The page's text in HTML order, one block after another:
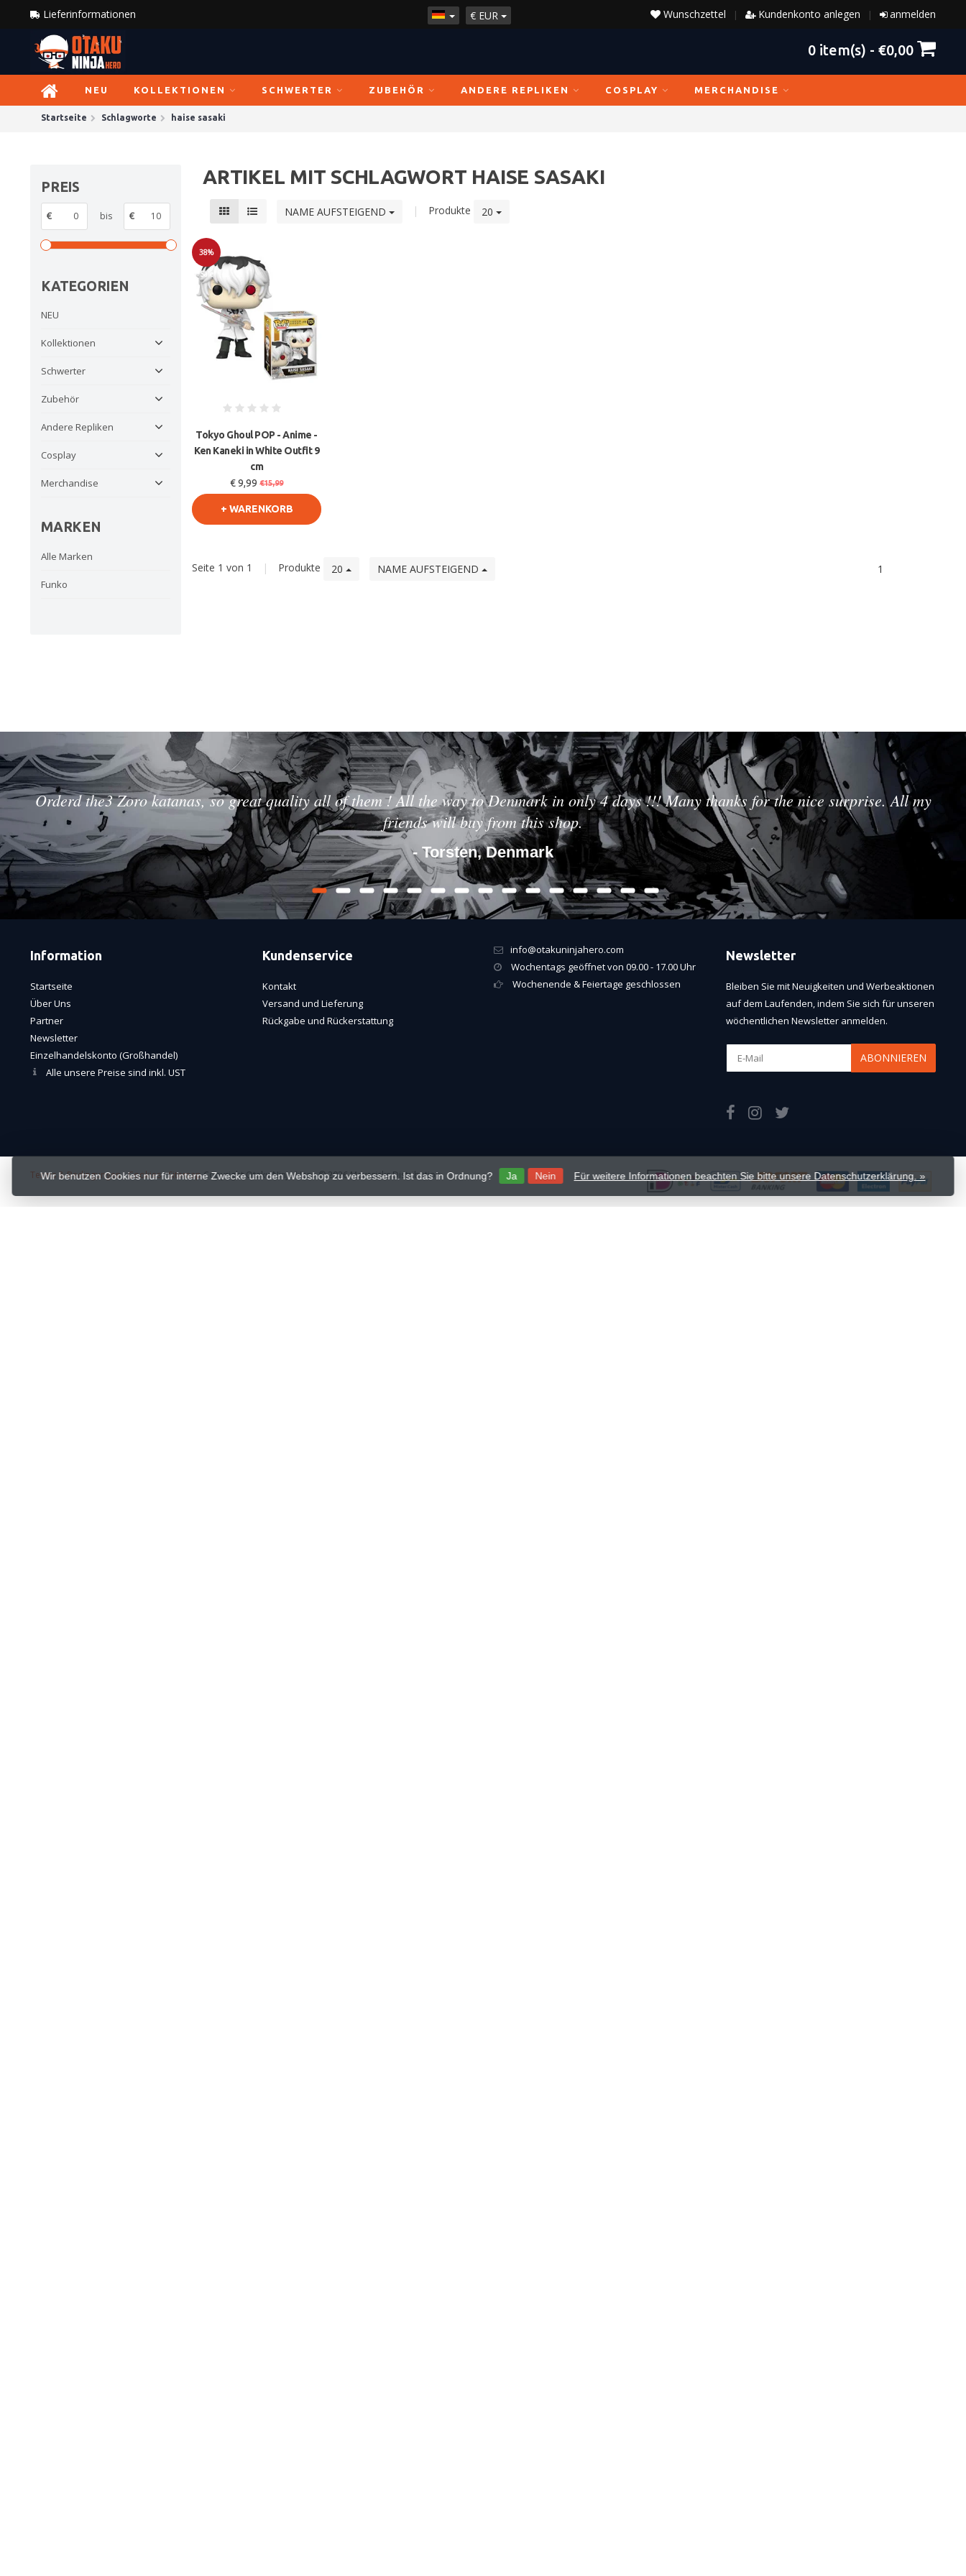
Lieferinformationen € EUR anmelden
|
Kundenkonto anlegen
|
Wunschzettel
0 item(s) - €0,00
NEU KOLLEKTIONEN SCHWERTER ZUBEHÖR ANDERE REPLIKEN COSPLAY MERCHANDISE
Startseite Schlagworte haise sasaki
PREIS
€ bis €
KATEGORIEN
NEU
Kollektionen
Schwerter
Zubehör
Andere Repliken
Cosplay
Merchandise
MARKEN
Alle Marken
Funko
ARTIKEL MIT SCHLAGWORT HAISE SASAKI
NAME AUFSTEIGEND | Produkte 20
38%
Sale
Tokyo Ghoul POP - Anime -
Ken Kaneki in White Outfit 9
cm
€ 9,99 €15,99
+ WARENKORB
Seite 1 von 1 | Produkte 20 NAME AUFSTEIGEND 1
Orderd the3 Zoro katanas, so great quality all of them ! All the way to Denmark in only 4 days !!! Many thanks for the nice surprise. All my
friends will buy from this shop.
- Torsten, Denmark
Information
Startseite
Über Uns
Partner
Newsletter
Einzelhandelskonto (Großhandel)
Alle unsere Preise sind inkl. UST
Kundenservice
Kontakt
Versand und Lieferung
Rückgabe und Rückerstattung
info@otakuninjahero.com
Wochentags geöffnet von 09.00 - 17.00 Uhr
Wochenende & Feiertage geschlossen
Newsletter
Bleiben Sie mit Neuigkeiten und Werbeaktionen
auf dem Laufenden, indem Sie sich für unseren
wöchentlichen Newsletter anmelden.
ABONNIEREN
Wir benutzen Cookies nur für interne Zwecke um den Webshop zu verbessern. Ist das in Ordnung? Ja Nein Für weitere Informationen beachten Sie bitte unsere Datenschutzerklärung. »
Terms & Bedingungen-Cookies-SitemapCopyright Otaku Ninja Hero © 2026 Mavericks Distribution